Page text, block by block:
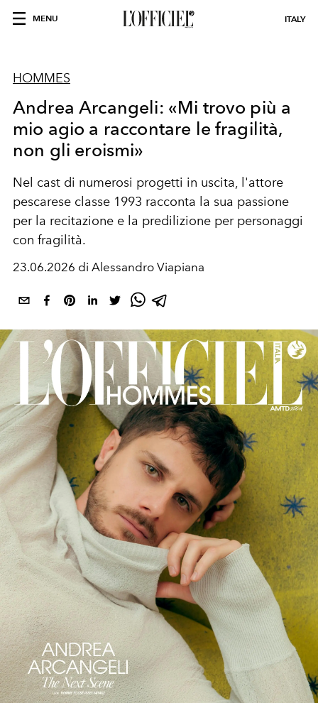
MENU ITALY
HOMMES
Andrea Arcangeli: «Mi trovo più a
mio agio a raccontare le fragilità,
non gli eroismi»
Nel cast di numerosi progetti in uscita, l'attore
pescarese classe 1993 racconta la sua passione
per la recitazione e la predilizione per personaggi
con fragilità.
23.06.2026 di Alessandro Viapiana